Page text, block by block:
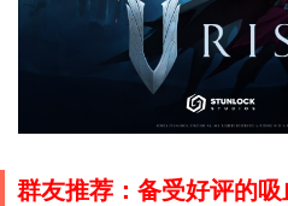
群友推荐：备受好评的吸